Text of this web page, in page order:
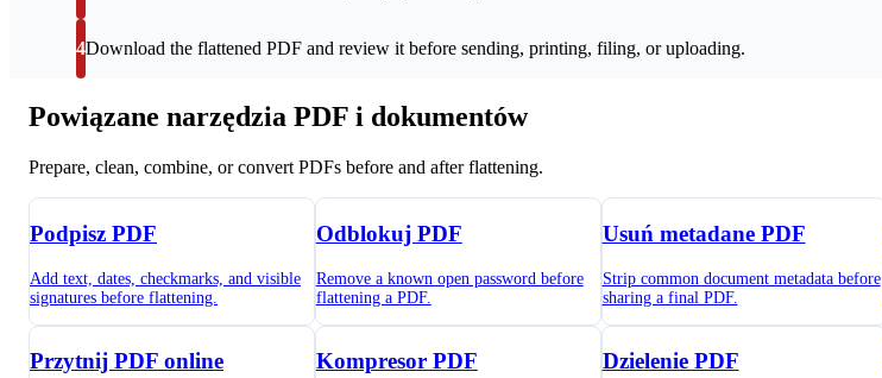
4Download the flattened PDF and review it before sending, printing, filing, or uploading.
Powiązane narzędzia PDF i dokumentów
Prepare, clean, combine, or convert PDFs before and after flattening.
Podpisz PDF
Add text, dates, checkmarks, and visible
signatures before flattening.
Odblokuj PDF
Remove a known open password before
flattening a PDF.
Usuń metadane PDF
Strip common document metadata before
sharing a final PDF.
Przytnij PDF online Kompresor PDF Dzielenie PDF